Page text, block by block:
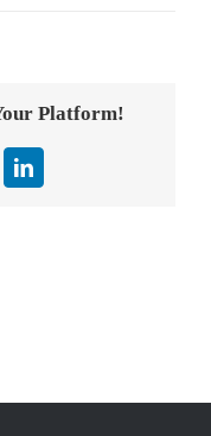
Platform!
LinkedIn